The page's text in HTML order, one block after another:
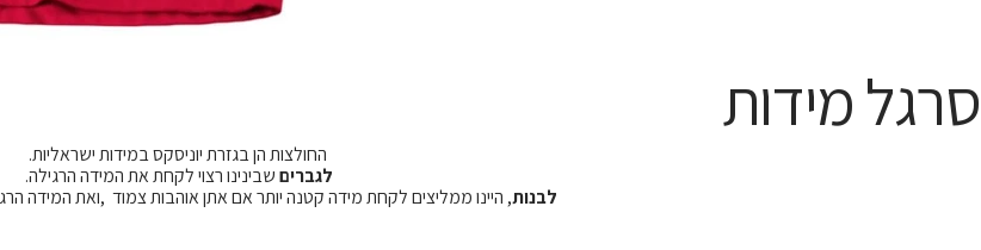
סרגל מידות
החולצות הן בגזרת יוניסקס במידות ישראליות.
לגבריםשבינינו רצוי לקחת את המידה הרגילה.
לבנות, היינו ממליצים לקחת מידה קטנה יותר אם אתן אוהבות צמוד ,ואת המידה